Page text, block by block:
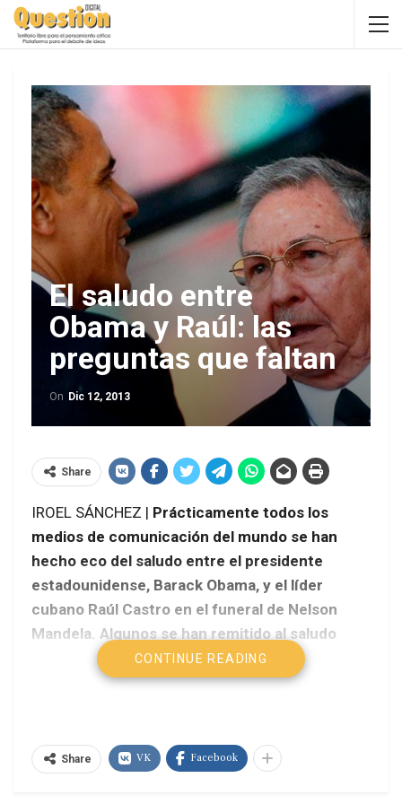
El saludo entre
Obama y Raúl: las
preguntas que faltan
On Dic 12, 2013
Share
IROEL SÁNCHEZ | Prácticamente todos los
medios de comunicación del mundo se han
hecho eco del saludo entre el presidente
estadounidense, Barack Obama, y el líder
cubano Raúl Castro en el funeral de Nelson
Mandela. Algunos se han remitido al saludo
casual entre Fidel y Bill Clinton durante la
Cumbre del Milenio del año 2000 en la ONU,
preguntas pertinentes y mucho menos
buscado las respuestas correctas.
CONTINUE READING
Share VK Facebook